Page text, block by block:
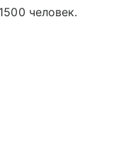
человек.